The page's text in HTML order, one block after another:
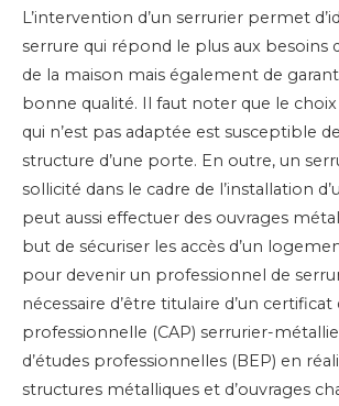
L’intervention d’un serrurier permet
serrure qui répond le plus aux besoins
de la maison mais également de
bonne qualité. Il faut noter que le choix
qui n’est pas adaptée est susceptible
structure d’une porte. En outre, un
sollicité dans le cadre de l’installation
peut aussi effectuer des ouvrages
but de sécuriser les accès d’un
pour devenir un professionnel de
nécessaire d’être titulaire d’un certificat
professionnelle (CAP) serrurier-
d’études professionnelles (BEP) en
structures métalliques et d’ouvrages